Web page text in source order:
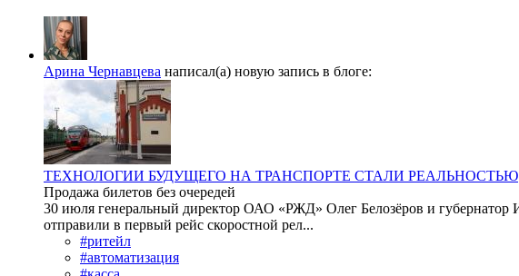
Арина Чернавцева написал(а) новую запись в блоге:
ТЕХНОЛОГИИ БУДУЩЕГО НА ТРАНСПОРТЕ СТАЛИ РЕАЛЬНОСТЬЮ
Продажа билетов без очередей
30 июля генеральный директор ОАО «РЖД» Олег Белозёров и губернатор
отправили в первый рейс скоростной рел...
#ритейл
#автоматизация